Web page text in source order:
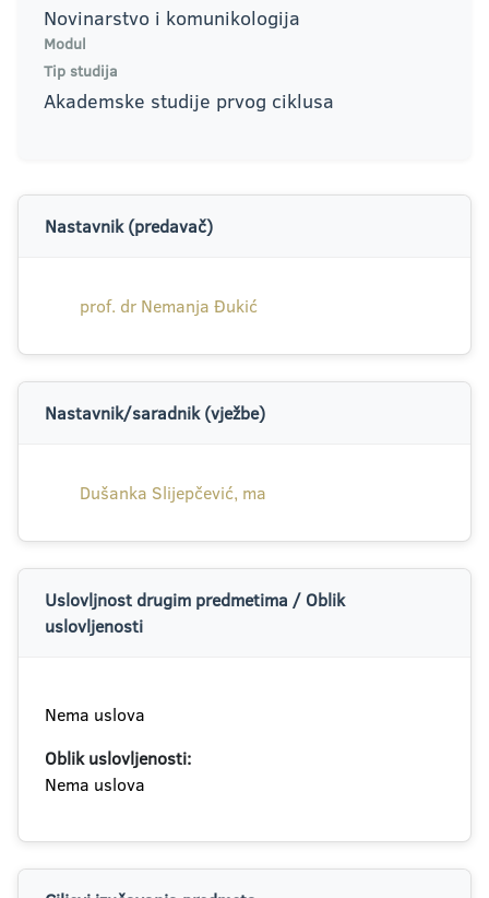
Novinarstvo i komunikologija
Modul
Tip studija
Akademske studije prvog ciklusa
Nastavnik (predavač)
prof. dr Nemanja Đukić
Nastavnik/saradnik (vježbe)
Dušanka Slijepčević, ma
Uslovljnost drugim predmetima / Oblik
uslovljenosti
Nema uslova
Oblik uslovljenosti:
Nema uslova